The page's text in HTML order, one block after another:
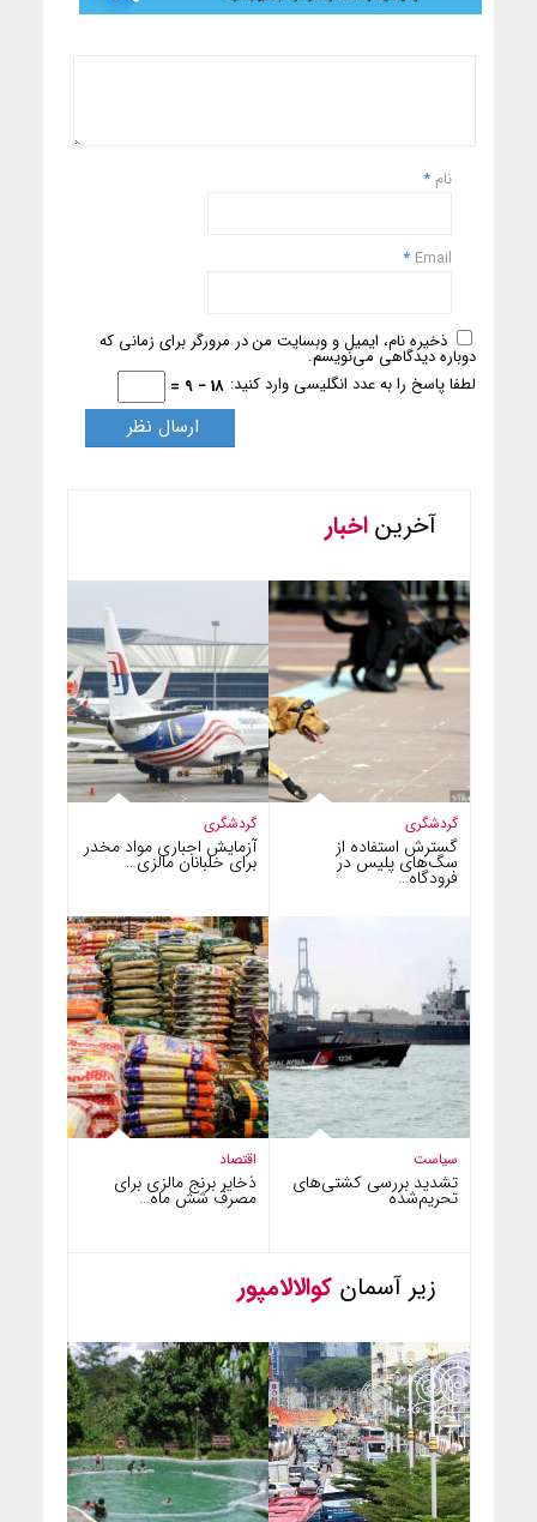
نام *
Email
*
ذخیره نام، ایمیل و وبسایت من در مرورگر برای زمانی که
دوباره دیدگاهی می‌نویسم.
لطفا پاسخ را به عدد انگلیسی وارد کنید: 18 − 9 =
آخریناخبار
گردشگری
آزمایش اجباری مواد مخدر
برای خلبانان مالزی…
گردشگری
گسترش استفاده از
سگ‌های پلیس در
فرودگاه…
اقتصاد
ذخایر برنج مالزی برای
مصرف شش ماه…
سیاست
تشدید بررسی کشتی‌های
تحریم‌شده
زیر آسمان کوالالامپور